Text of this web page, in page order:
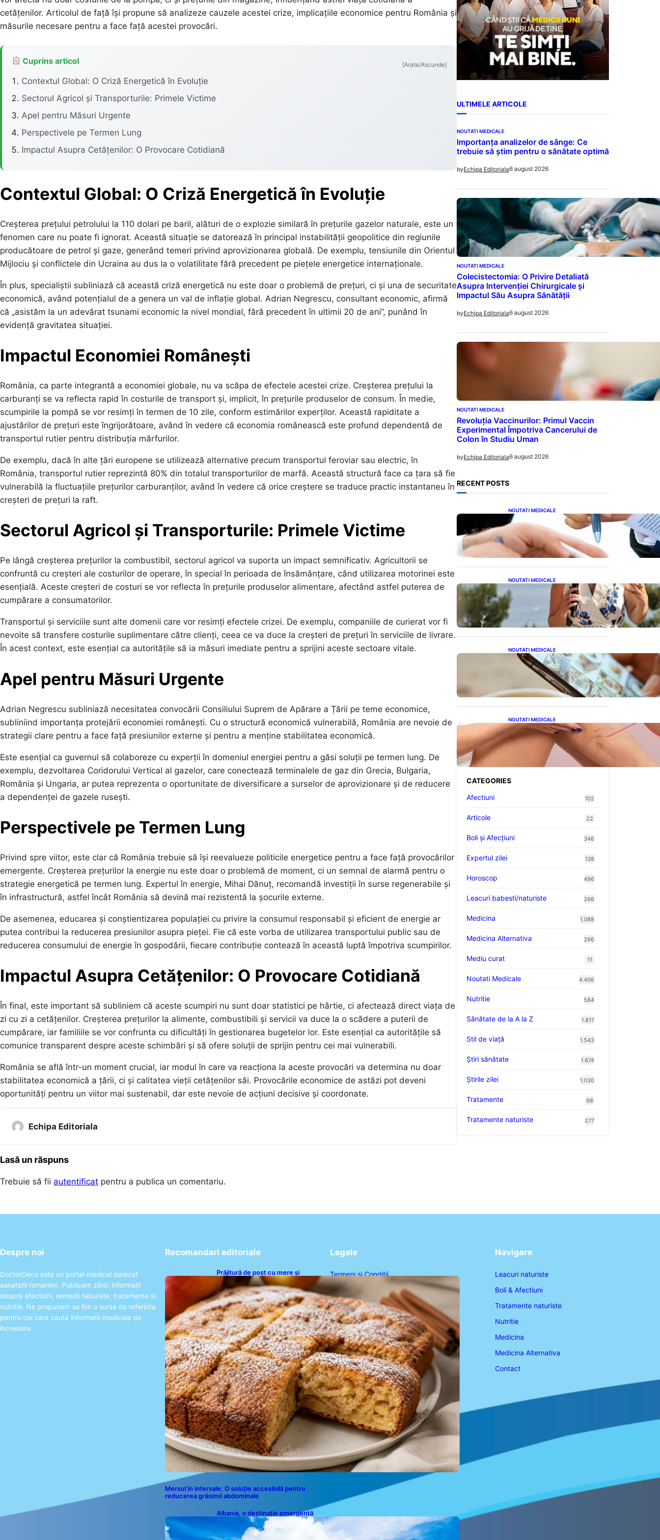
cetățenilor. Articolul de față își propune să analizeze cauzele acestei crize, implicațiile economice pentru România și
măsurile necesare pentru a face față acestei provocări.
Cuprins articol [Arata/Ascunde]
Contextul Global: O Criză Energetică în Evoluție
Sectorul Agricol și Transporturile: Primele Victime
Apel pentru Măsuri Urgente
Perspectivele pe Termen Lung
Impactul Asupra Cetățenilor: O Provocare Cotidiană
Contextul Global: O Criză Energetică în Evoluție
Creșterea prețului petrolului la 110 dolari pe baril, alături de o explozie similară în prețurile gazelor naturale, este un
fenomen care nu poate fi ignorat. Această situație se datorează în principal instabilității geopolitice din regiunile
producătoare de petrol și gaze, generând temeri privind aprovizionarea globală. De exemplu, tensiunile din Orientul
Mijlociu și conflictele din Ucraina au dus la o volatilitate fără precedent pe piețele energetice internaționale.
În plus, specialiștii subliniază că această criză energetică nu este doar o problemă de prețuri, ci și una de securitate
economică, având potențialul de a genera un val de inflație global. Adrian Negrescu, consultant economic, afirmă
că „asistăm la un adevărat tsunami economic la nivel mondial, fără precedent în ultimii 20 de ani”, punând în
evidență gravitatea situației.
Impactul Economiei Românești
România, ca parte integrantă a economiei globale, nu va scăpa de efectele acestei crize. Creșterea prețului la
carburanți se va reflecta rapid în costurile de transport și, implicit, în prețurile produselor de consum. În medie,
scumpirile la pompă se vor resimți în termen de 10 zile, conform estimărilor experților. Această rapiditate a
ajustărilor de prețuri este îngrijorătoare, având în vedere că economia românească este profund dependentă de
transportul rutier pentru distribuția mărfurilor.
De exemplu, dacă în alte țări europene se utilizează alternative precum transportul feroviar sau electric, în
România, transportul rutier reprezintă 80% din totalul transporturilor de marfă. Această structură face ca țara să fie
vulnerabilă la fluctuațiile prețurilor carburanților, având în vedere că orice creștere se traduce practic instantaneu în
creșteri de prețuri la raft.
Sectorul Agricol și Transporturile: Primele Victime
Pe lângă creșterea prețurilor la combustibil, sectorul agricol va suporta un impact semnificativ. Agricultorii se
confruntă cu creșteri ale costurilor de operare, în special în perioada de însămânțare, când utilizarea motorinei este
esențială. Aceste creșteri de costuri se vor reflecta în prețurile produselor alimentare, afectând astfel puterea de
cumpărare a consumatorilor.
Transportul și serviciile sunt alte domenii care vor resimți efectele crizei. De exemplu, companiile de curierat vor fi
nevoite să transfere costurile suplimentare către clienți, ceea ce va duce la creșteri de prețuri în serviciile de livrare.
În acest context, este esențial ca autoritățile să ia măsuri imediate pentru a sprijini aceste sectoare vitale.
Apel pentru Măsuri Urgente
Adrian Negrescu subliniază necesitatea convocării Consiliului Suprem de Apărare a Țării pe teme economice,
subliniind importanța protejării economiei românești. Cu o structură economică vulnerabilă, România are nevoie de
strategii clare pentru a face față presiunilor externe și pentru a menține stabilitatea economică.
Este esențial ca guvernul să colaboreze cu experții în domeniul energiei pentru a găsi soluții pe termen lung. De
exemplu, dezvoltarea Coridorului Vertical al gazelor, care conectează terminalele de gaz din Grecia, Bulgaria,
România și Ungaria, ar putea reprezenta o oportunitate de diversificare a surselor de aprovizionare și de reducere
a dependenței de gazele rusești.
Perspectivele pe Termen Lung
Privind spre viitor, este clar că România trebuie să își reevalueze politicile energetice pentru a face față provocărilor
emergente. Creșterea prețurilor la energie nu este doar o problemă de moment, ci un semnal de alarmă pentru o
strategie energetică pe termen lung. Expertul în energie, Mihai Dănuț, recomandă investiții în surse regenerabile și
în infrastructură, astfel încât România să devină mai rezistentă la șocurile externe.
De asemenea, educarea și conștientizarea populației cu privire la consumul responsabil și eficient de energie ar
putea contribui la reducerea presiunilor asupra pieței. Fie că este vorba de utilizarea transportului public sau de
reducerea consumului de energie în gospodării, fiecare contribuție contează în această luptă împotriva scumpirilor.
Impactul Asupra Cetățenilor: O Provocare Cotidiană
În final, este important să subliniem că aceste scumpiri nu sunt doar statistici pe hârtie, ci afectează direct viața de
zi cu zi a cetățenilor. Creșterea prețurilor la alimente, combustibili și servicii va duce la o scădere a puterii de
cumpărare, iar familiile se vor confrunta cu dificultăți în gestionarea bugetelor lor. Este esențial ca autoritățile să
comunice transparent despre aceste schimbări și să ofere soluții de sprijin pentru cei mai vulnerabili.
România se află într-un moment crucial, iar modul în care va reacționa la aceste provocări va determina nu doar
stabilitatea economică a țării, ci și calitatea vieții cetățenilor săi. Provocările economice de astăzi pot deveni
oportunități pentru un viitor mai sustenabil, dar este nevoie de acțiuni decisive și coordonate.
Echipa Editoriala
Lasă un răspuns
Trebuie să fii autentificat pentru a publica un comentariu.
ULTIMELE ARTICOLE
NOUTATI MEDICALE
Importanța analizelor de sânge: Ce
trebuie să știm pentru o sănătate optimă
byEchipa Editoriala6 august 2026
NOUTATI MEDICALE
Colecistectomia: O Privire Detaliată
Asupra Intervenției Chirurgicale și
Impactul Său Asupra Sănătății
byEchipa Editoriala6 august 2026
NOUTATI MEDICALE
Revoluția Vaccinurilor: Primul Vaccin
Experimental Împotriva Cancerului de
Colon în Studiu Uman
byEchipa Editoriala6 august 2026
RECENT POSTS
NOUTATI MEDICALE
Acordul României cu Banca
Mondială: O Analiză
Detaliată a Împrumutului și
Condițiilor Impuse
NOUTATI MEDICALE
Nașterea prințesei Eugenie
la Lisabona: O alegere plină
de semnificație pentru
familia regală britanică
NOUTATI MEDICALE
Revoluția Bateriilor pentru
Telefoane: Avantaje,
Provocări și Viitorul
Tehnologiei Energetice
NOUTATI MEDICALE
Varicele și Umflarea
Picioarelor pe Caniculă:
Înțelegerea Simptomelor și
Măsurilor de Prevenție
CATEGORIES
Afectiuni
102
Articole 22
Boli și Afecțiuni 346
Expertul zilei 138
Horoscop 496
Leacuri babesti/naturiste 266
Medicina 1.088
Medicina Alternativa 266
Mediu curat 11
Noutati Medicale 4.406
Nutritie 584
Sănătate de la A la Z 1.817
Stil de viaţă 1.543
Ştiri sănătate 1.674
Știrile zilei 1.030
Tratamente 68
Tratamente naturiste 277
Despre noi
DoctorDeco este un portal medical dedicat
sanatatii romanilor. Publicam zilnic informatii
despre afectiuni, remedii naturiste, tratamente si
nutritie. Ne propunem sa fim o sursa de referinta
pentru cei care cauta informatii medicale de
incredere.
Recomandari editoriale
Prăjitură de post cu mere și
scorțișoară: O Delicatesă Dulce
pentru Postul Adormirii Maicii
Domnului
Mersul în intervale: O soluție accesibilă pentru
reducerea grăsimii abdominale
Albania, o destinație emergentă
pentru români: plaje spectaculoase,
ape turcoaz și prețuri accesibile
Legale
Termeni și Condiții
Politica de Confidențialitate
Politica de Cookies
Disclaimer
Contact
Navigare
Leacuri naturiste
Boli & Afectiuni
Tratamente naturiste
Nutritie
Medicina
Medicina Alternativa
Contact